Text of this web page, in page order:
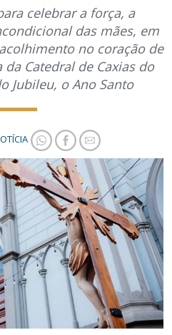
celebrar a força, a
das mães, em
no coração de
Catedral de Caxias do
Jubileu, o Ano Santo